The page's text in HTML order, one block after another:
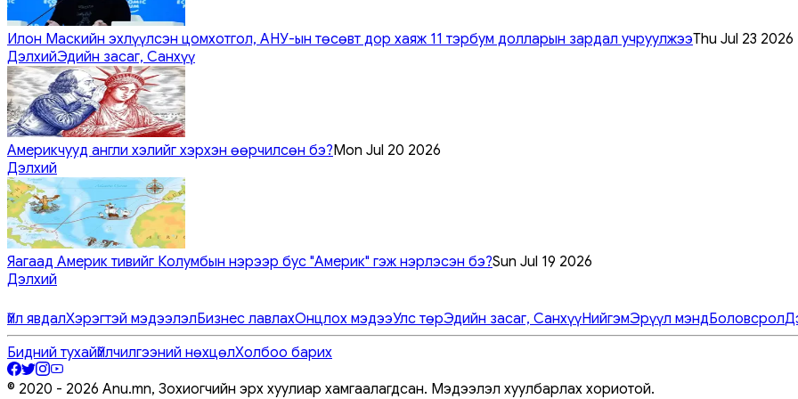
Илон Маскийн эхлүүлсэн цомхотгол, АНУ-ын төсөвт дор хаяж 11 тэрбум долларын зардал учруулжээThu Jul 23 2026
ДэлхийЭдийн засаг, Санхүү
Америкчууд англи хэлийг хэрхэн өөрчилсөн бэ?Mon Jul 20 2026
Дэлхий
Яагаад Америк тивийг Колумбын нэрээр бус "Америк" гэж нэрлэсэн бэ?Sun Jul 19 2026
Дэлхий
Үйл явдалХэрэгтэй мэдээлэлБизнес лавлахОнцлох мэдээУлс төрЭдийн засаг, СанхүүНийгэмЭрүүл мэндБоловсрол
Бидний тухайҮйлчилгээний нөхцөлХолбоо барих
© 2020 - 2026 Anu.mn, Зохиогчийн эрх хуулиар хамгаалагдсан. Мэдээлэл хуулбарлах хориотой.